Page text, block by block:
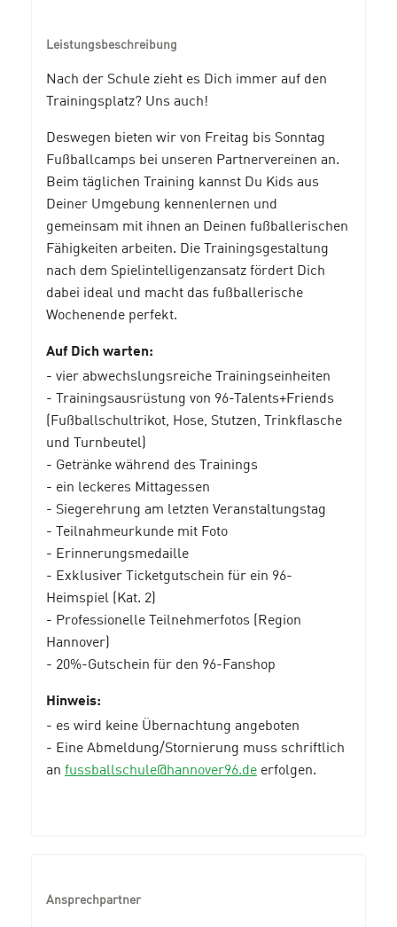
Leistungsbeschreibung
Nach der Schule zieht es Dich immer auf den
Trainingsplatz? Uns auch!
Deswegen bieten wir von Freitag bis Sonntag
Fußballcamps bei unseren Partnervereinen an.
Beim täglichen Training kannst Du Kids aus
Deiner Umgebung kennenlernen und
gemeinsam mit ihnen an Deinen fußballerischen
Fähigkeiten arbeiten. Die Trainingsgestaltung
nach dem Spielintelligenzansatz fördert Dich
dabei ideal und macht das fußballerische
Wochenende perfekt.
Auf Dich warten:
- vier abwechslungsreiche Trainingseinheiten
- Trainingsausrüstung von 96-Talents+Friends
(Fußballschultrikot, Hose, Stutzen, Trinkflasche
und Turnbeutel)
- Getränke während des Trainings
- ein leckeres Mittagessen
- Siegerehrung am letzten Veranstaltungstag
- Teilnahmeurkunde mit Foto
- Erinnerungsmedaille
- Exklusiver Ticketgutschein für ein 96-
Heimspiel (Kat. 2)
- Professionelle Teilnehmerfotos (Region
Hannover)
- 20%-Gutschein für den 96-Fanshop
Hinweis:
- es wird keine Übernachtung angeboten
- Eine Abmeldung/Stornierung muss schriftlich
an fussballschule@hannover96.de erfolgen.
Ansprechpartner